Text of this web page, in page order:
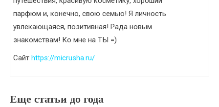
парфюм и, конечно, свою семью! Я личность
увлекающаяся, позитивная! Рада новым
знакомствам! Ко мне на ТЫ =)
Сайт https://micrusha.ru/
Еще статьи до года